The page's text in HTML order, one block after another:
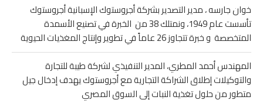
خوان جارسه ، مدير التصدير بشركة أجروستوك الإسبانية أجروستوك
تأسست عام 1949، ونمتلك 38 من الخبرة في تصنيع الأسمدة
المتخصصة و خبرة تتجاوز 26 عاماً في تطوير وإنتاج المغذيات الحيوية
المهندس أحمد المطري، المدير التنفيذي لشركة طيبة للتجارة
والتوكيلات إطلاق الشراكة التجارية مع أجروستوك يهدف إدخال جيل
متطور من حلول تغذية النبات إلى السوق المصري